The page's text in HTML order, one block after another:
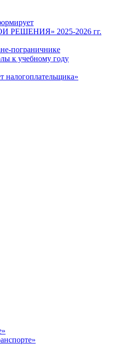
РЕШЕНИЯ» 2025-2026 гг.
пограничнике
к учебному году
налогоплательщика»